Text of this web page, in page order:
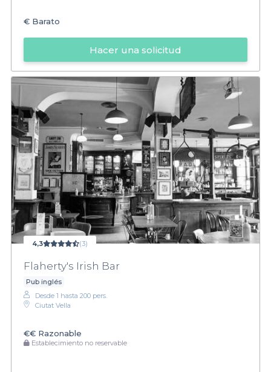
€ Barato
Hacer una solicitud
4,3 (3)
Flaherty's Irish Bar
Pub inglés
Desde 1 hasta 200 pers.
Ciutat Vella
€€ Razonable
Establecimiento no reservable